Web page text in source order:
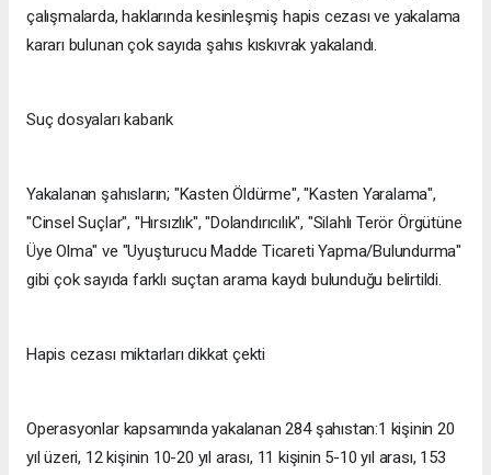
çalışmalarda, haklarında kesinleşmiş hapis cezası ve yakalama
kararı bulunan çok sayıda şahıs kıskıvrak yakalandı.
Suç dosyaları kabarık
Yakalanan şahısların; "Kasten Öldürme", "Kasten Yaralama",
"Cinsel Suçlar", "Hırsızlık", "Dolandırıcılık", "Silahlı Terör Örgütüne
Üye Olma" ve "Uyuşturucu Madde Ticareti Yapma/Bulundurma"
gibi çok sayıda farklı suçtan arama kaydı bulunduğu belirtildi.
Hapis cezası miktarları dikkat çekti
Operasyonlar kapsamında yakalanan 284 şahıstan:1 kişinin 20
yıl üzeri, 12 kişinin 10-20 yıl arası, 11 kişinin 5-10 yıl arası, 153